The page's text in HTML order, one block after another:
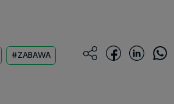
#ZABAWA